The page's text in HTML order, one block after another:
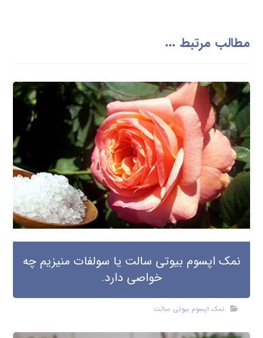
مطالب مرتبط ...
نمک اپسوم بیوتی سالت یا سولفات منیزیم چه
خواصی دارد.
نمک اپسوم بیوتی سالت